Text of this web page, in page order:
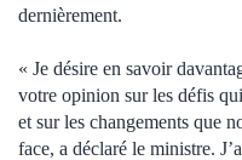
dernièrement.
« Je désire en savoir
votre opinion sur les défis
et sur les changements que
face, a déclaré le ministre.